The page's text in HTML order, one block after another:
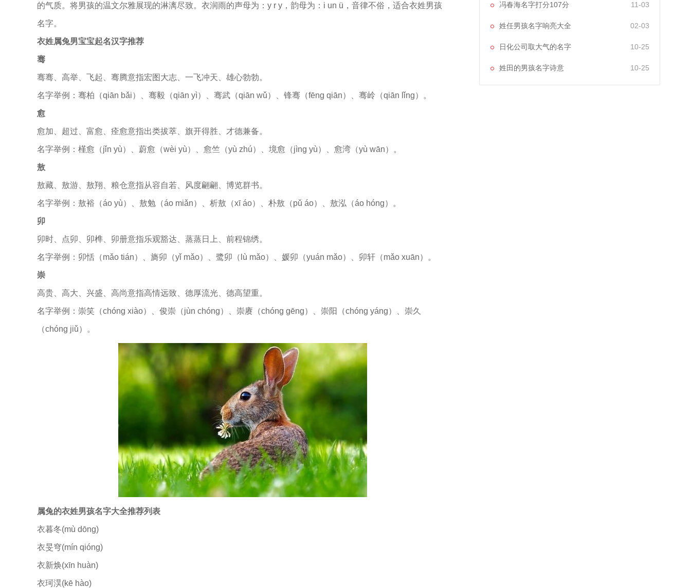
的气质。将男孩的温文尔雅展现的淋漓尽致。衣润雨的声母为：y r y，韵母为：i un ü，音律不俗，适合衣姓男孩
名字。
衣姓属兔男宝宝起名汉字推荐
骞
骞骞、高举、飞起、骞腾意指宏图大志、一飞冲天、雄心勃勃。
名字举例：骞柏（qiān bǎi）、骞毅（qiān yì）、骞武（qiān wǔ）、锋骞（fēng qiān）、骞岭（qiān lǐng）。
愈
愈加、超过、富愈、痊愈意指出类拔萃、旗开得胜、才德兼备。
名字举例：槿愈（jǐn yù）、蔚愈（wèi yù）、愈竺（yù zhú）、境愈（jìng yù）、愈湾（yù wān）。
敖
敖藏、敖游、敖翔、粮仓意指从容自若、风度翩翩、博览群书。
名字举例：敖裕（áo yù）、敖勉（áo miǎn）、析敖（xī áo）、朴敖（pǔ áo）、敖泓（áo hóng）。
卯
卯时、点卯、卯榫、卯册意指乐观豁达、蒸蒸日上、前程锦绣。
名字举例：卯恬（mǎo tián）、旖卯（yǐ mǎo）、鹭卯（lù mǎo）、媛卯（yuán mǎo）、卯轩（mǎo xuān）。
崇
高贵、高大、兴盛、高尚意指高情远致、德厚流光、德高望重。
名字举例：崇笑（chóng xiào）、俊崇（jùn chóng）、崇赓（chóng gēng）、崇阳（chóng yáng）、崇久
（chóng jiǔ）。
属兔的衣姓男孩名字大全推荐列表
衣暮冬(mù dōng)
衣旻穹(mín qióng)
衣新焕(xīn huàn)
衣珂淏(kē hào)
冯春海名字打分107分 11-03
姓任男孩名字响亮大全 02-03
日化公司取大气的名字 10-25
姓田的男孩名字诗意 10-25